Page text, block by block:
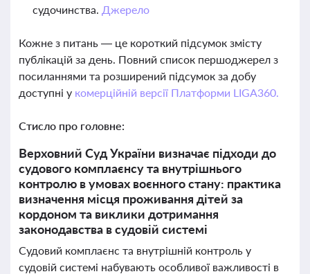
судочинства. Джерело
Кожне з питань — це короткий підсумок змісту
публікацій за день. Повний список першоджерел з
посиланнями та розширений підсумок за добу
доступні у комерційній версії Платформи LIGA360.
Стисло про головне:
Верховний Суд України визначає підходи до
судового комплаєнсу та внутрішнього
контролю в умовах воєнного стану: практика
визначення місця проживання дітей за
кордоном та виклики дотримання
законодавства в судовій системі
Судовий комплаєнс та внутрішній контроль у
судовій системі набувають особливої важливості в